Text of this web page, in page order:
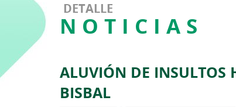
DETALLE
NOTICIAS
ALUVIÓN DE INSULTOS
BISBAL